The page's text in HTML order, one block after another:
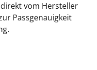
vom Hersteller
Passgenauigkeit